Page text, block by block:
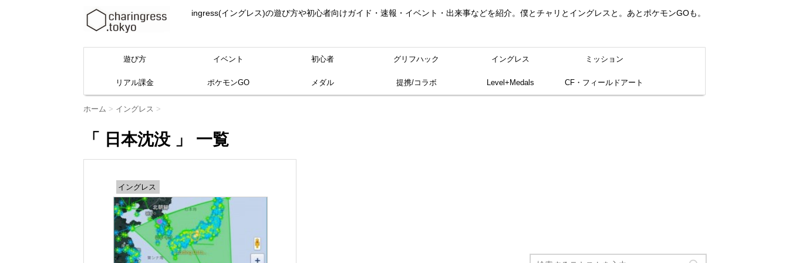
ingress(イングレス)の遊び方や初心者向けガイド・速報・イベント・出来事などを紹介。僕とチャリとイングレスと。あとポケモンGOも。
遊び方 イベント 初心者 グリフハック イングレス ミッション
リアル課金 ポケモンGO メダル 提携/コラボ Level+Medals CF・フィールドアート
ホーム > イングレス >
「 日本沈没 」 一覧
イングレス